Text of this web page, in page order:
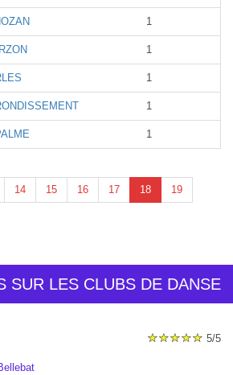
1
1
1
1
1
14 15 16 17 18 19
SUR LES CLUBS DE DANSE
5/5